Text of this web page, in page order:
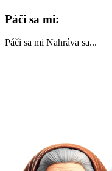
Páči sa mi:
Páči sa mi Nahráva sa...